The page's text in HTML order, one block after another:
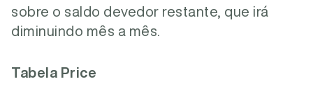
sobre o saldo devedor restante, que irá
diminuindo mês a mês.
Tabela Price